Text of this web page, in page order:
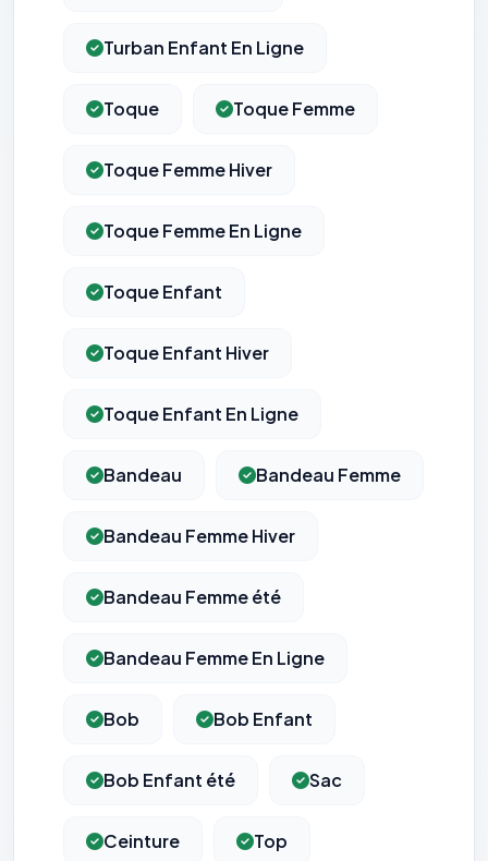
Turban Enfant En Ligne
Toque Toque Femme
Toque Femme Hiver
Toque Femme En Ligne
Toque Enfant
Toque Enfant Hiver
Toque Enfant En Ligne
Bandeau Bandeau Femme
Bandeau Femme Hiver
Bandeau Femme été
Bandeau Femme En Ligne
Bob Bob Enfant
Bob Enfant été Sac
Ceinture Top